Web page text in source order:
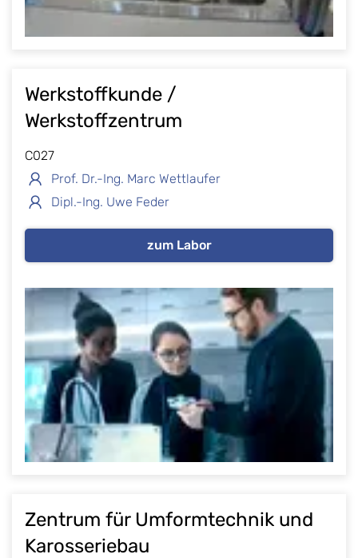
Werkstoffkunde /
Werkstoffzentrum
C027
Prof. Dr.-Ing. Marc Wettlaufer
Dipl.-Ing. Uwe Feder
zum Labor
Zentrum für Umformtechnik und
Karosseriebau